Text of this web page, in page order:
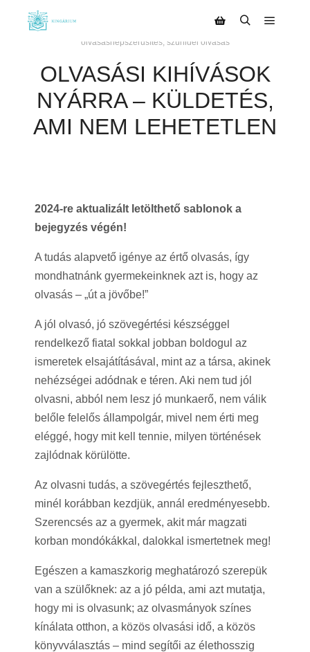
olvasásnépszerűsítés, szünidei olvasás
OLVASÁSI KIHÍVÁSOK
NYÁRRA – KÜLDETÉS,
AMI NEM LEHETETLEN
2024-re aktualizált letölthető sablonok a
bejegyzés végén!
A tudás alapvető igénye az értő olvasás, így
mondhatnánk gyermekeinknek azt is, hogy az
olvasás – „út a jövőbe!”
A jól olvasó, jó szövegértési készséggel
rendelkező fiatal sokkal jobban boldogul az
ismeretek elsajátításával, mint az a társa, akinek
nehézségei adódnak e téren. Aki nem tud jól
olvasni, abból nem lesz jó munkaerő, nem válik
belőle felelős állampolgár, mivel nem érti meg
eléggé, hogy mit kell tennie, milyen történések
zajlódnak körülötte.
Az olvasni tudás, a szövegértés fejleszthető,
minél korábban kezdjük, annál eredményesebb.
Szerencsés az a gyermek, akit már magzati
korban mondókákkal, dalokkal ismertetnek meg!
Egészen a kamaszkorig meghatározó szerepük
van a szülőknek: az a jó példa, ami azt mutatja,
hogy mi is olvasunk; az olvasmányok színes
kínálata otthon, a közös olvasási idő, a közös
könyvválasztás – mind segítői az élethosszig